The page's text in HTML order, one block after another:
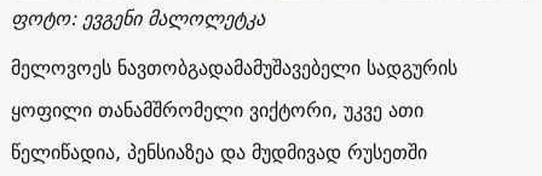
ფოტო:ევგენი მალოლეტკა
მელოვოეს ნავთობგადამამუშავებელი სადგურის
ყოფილი თანამშრომელი ვიქტორი, უკვე ათი
წელიწადია, პენსიაზეა და მუდმივად რუსეთში